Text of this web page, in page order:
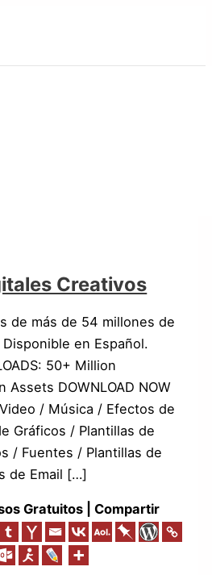
Creativos
de más de 54 millones de
en Español.
50+ Million
Assets DOWNLOAD NOW
/ Música / Efectos de
Gráficos / Plantillas de
/ Fuentes / Plantillas de
de Email […]
Gratuitos | Compartir